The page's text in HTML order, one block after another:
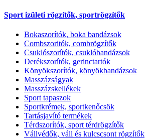
Sport izületi rögzítők, sportrögzítők
Bokaszorítók, boka bandázsok
Combszoritók, combrögzítők
Csuklószorítók, csuklóbandázsok
Derékszorítók, gerinctartók
Könyökszorítók, könyökbandázsok
Masszázságyak
Masszázskellékek
Sport tapaszok
Sportkrémek, sportkenőcsök
Tartásjavító termékek
Térdszorítók, sport térdrögzítők
Vállvédők, váll és kulcscsont rögzítők